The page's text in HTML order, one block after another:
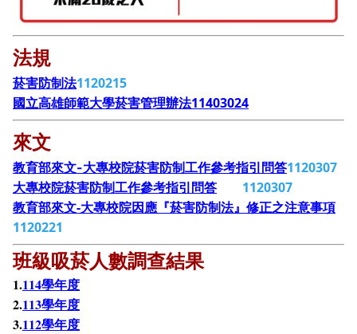
法規
菸害防制法1120215
國立高雄師範大學菸害管理辦法11403024
來文
教育部來文-大專校院菸害防制工作參考指引問答1120307
大專校院菸害防制工作參考指引問答
1120307
教育部來文-大專校院因應『菸害防制法』修正之注意事項
1120221
班級吸菸人數調查結果
1.114學年度
2.113學年度
3.112學年度